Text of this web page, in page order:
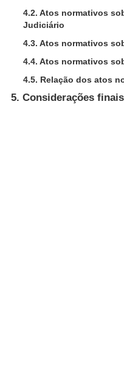
4.2. Atos normativos
Judiciário
4.3. Atos normativos
4.4. Atos normativos
4.5. Relação dos atos
5. Considerações finais